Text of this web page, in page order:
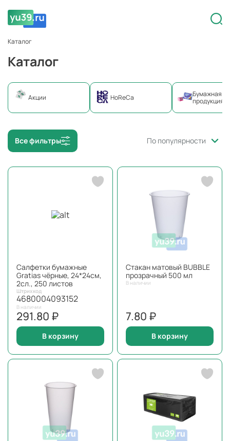
Каталог
Каталог
Акции HoReCa
Бумажная
продукция
Все фильтры По популярности
Салфетки бумажные
Gratias чёрные, 24*24см,
2сл., 250 листов
Штрихкод
4680004093152
В наличии
291.80 ₽
В корзину
Стакан матовый BUBBLE
прозрачный 500 мл
В наличии
7.80 ₽
В корзину